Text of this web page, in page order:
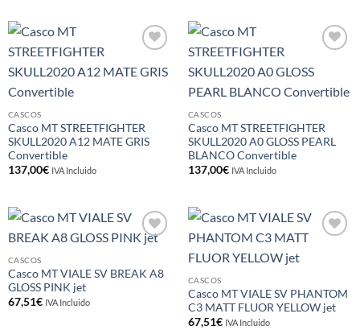
a la
CASCOS
Casco MT STREETFIGHTER
SKULL2020 A12 MATE GRIS
Convertible
137,00€ IVA Incluido
deseos
CASCOS
Casco MT STREETFIGHTER
SKULL2020 A0 GLOSS PEARL
BLANCO Convertible
137,00€ IVA Incluido
Añadir
lista de
deseos
CASCOS
Casco MT VIALE SV BREAK A8
GLOSS PINK jet
67,51€ IVA Incluido
CASCOS
Casco MT VIALE SV PHANTOM
C3 MATT FLUOR YELLOW jet
67,51€ IVA Incluido